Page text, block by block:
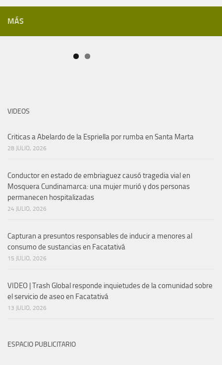
MÁS
VIDEOS
Criticas a Abelardo de la Espriella por rumba en Santa Marta
28 JULIO, 2026
Conductor en estado de embriaguez causó tragedia vial en
Mosquera Cundinamarca: una mujer murió y dos personas
permanecen hospitalizadas
24 JULIO, 2026
Capturan a presuntos responsables de inducir a menores al
consumo de sustancias en Facatativá
15 JULIO, 2026
VIDEO | Trash Global responde inquietudes de la comunidad sobre
el servicio de aseo en Facatativá
13 JULIO, 2026
ESPACIO PUBLICITARIO